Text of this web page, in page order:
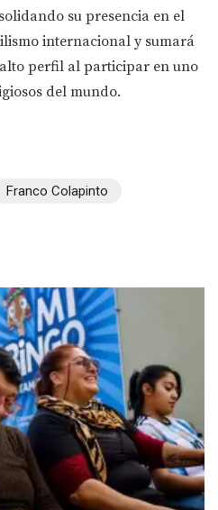
su presencia en el
internacional y sumará
perfil al participar en uno
del mundo.
Franco Colapinto